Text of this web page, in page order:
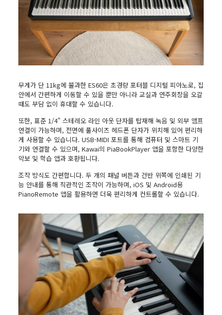
무게가 단 11kg에 불과한 ES60은 초경량 포터블 디지털 피아노로, 집
안에서 간편하게 이동할 수 있을 뿐만 아니라 교실과 연주회장을 오갈
때도 부담 없이 휴대할 수 있습니다.
또한, 표준 1/4" 스테레오 라인 아웃 단자를 탑재해 녹음 및 외부 앰프
연결이 가능하며, 전면에 풀사이즈 헤드폰 단자가 위치해 있어 편리하
게 사용할 수 있습니다. USB-MIDI 포트를 통해 컴퓨터 및 스마트 기
기와 연결할 수 있으며, Kawai의 PiaBookPlayer 앱을 포함한 다양한
악보 및 학습 앱과 호환됩니다.
조작 방식도 간편합니다. 두 개의 패널 버튼과 건반 위쪽에 인쇄된 기
능 안내를 통해 직관적인 조작이 가능하며, iOS 및 Android용
PianoRemote 앱을 활용하면 더욱 편리하게 컨트롤할 수 있습니다.